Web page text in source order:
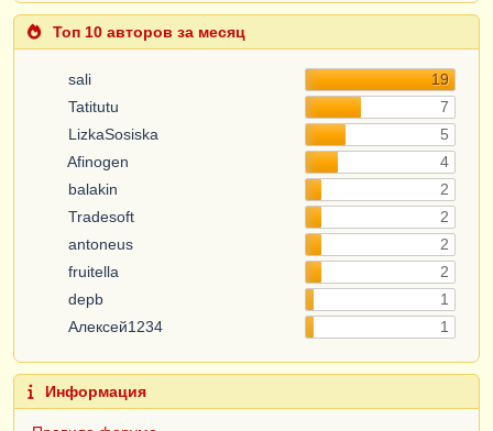
Топ 10 авторов за месяц
sali
19
Tatitutu
7
LizkaSosiska
5
Afinogen
4
balakin
2
Tradesoft
2
antoneus
2
fruitella
2
depb
1
Алексей1234
1
Информация